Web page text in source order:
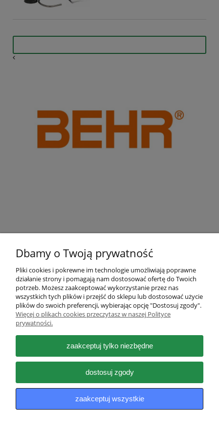
Pomoc
Moje konto
Płatności i dostawa
Informacje
O nas
Dbamy o Twoją prywatność
Pliki cookies i pokrewne im technologie umożliwiają poprawne
działanie strony i pomagają nam dostosować ofertę do Twoich
potrzeb. Możesz zaakceptować wykorzystanie przez nas
wszystkich tych plików i przejść do sklepu lub dostosować użycie
plików do swoich preferencji, wybierając opcję "Dostosuj zgody".
Więcej o plikach cookies przeczytasz w naszej Polityce
prywatności.
zaakceptuj tylko niezbędne
dostosuj zgody
zaakceptuj wszystkie